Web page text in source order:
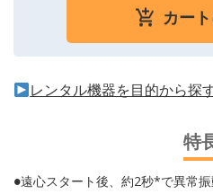
カー
レンタル機器を目的から探
特
●遠心スタート後、約2秒*で異常